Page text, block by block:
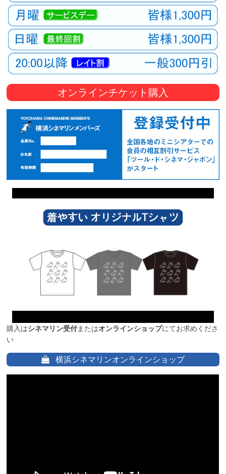
オンラインチケット購入
購入はシネマリン受付またはオンラインショップにてお求めくださ
い
横浜シネマリンオンラインショップ